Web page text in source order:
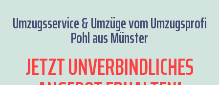
Umzugsservice & Umzüge vom Umzugsprofi
Pohl aus Münster
JETZT UNVERBINDLICHES